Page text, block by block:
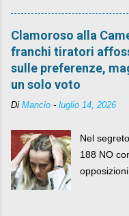
Clamoroso alla
franchi tiratori
sulle preferenze,
un solo voto
Di Mancio - luglio 14, 2026
Nel
188 NO